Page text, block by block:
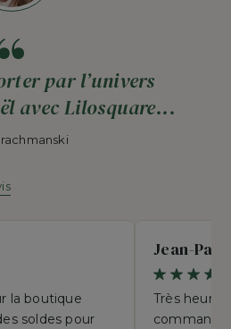
par l’univers
avec Lilosquare...
la boutique
soldes pour
Jean-
Très
commande